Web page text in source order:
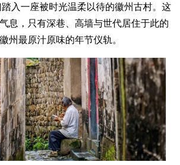
入一座被时光温柔以待的徽州古村。这
息，只有深巷、高墙与世代居住于此的
州最原汁原味的年节仪轨。